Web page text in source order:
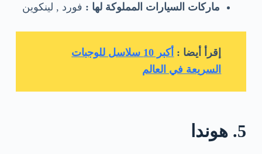
ماركات السيارات المملوكة لها : فورد , لينكوين
إقرأ أيضا :
أكبر 10 سلاسل للوجبات
السريعة في العالم
5. هوندا